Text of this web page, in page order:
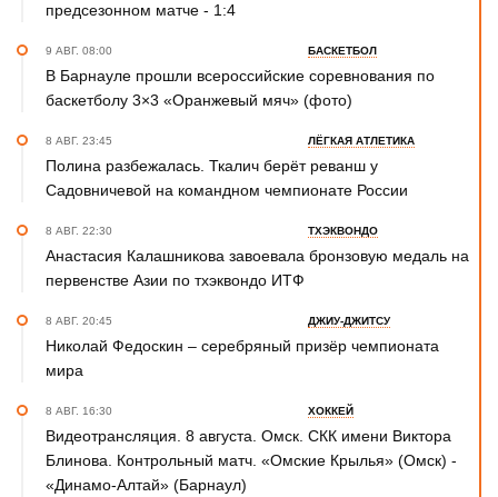
предсезонном матче - 1:4
9 АВГ. 08:00 БАСКЕТБОЛ
В Барнауле прошли всероссийские соревнования по
баскетболу 3×3 «Оранжевый мяч» (фото)
8 АВГ. 23:45 ЛЁГКАЯ АТЛЕТИКА
Полина разбежалась. Ткалич берёт реванш у
Садовничевой на командном чемпионате России
8 АВГ. 22:30 ТХЭКВОНДО
Анастасия Калашникова завоевала бронзовую медаль на
первенстве Азии по тхэквондо ИТФ
8 АВГ. 20:45 ДЖИУ-ДЖИТСУ
Николай Федоскин – серебряный призёр чемпионата
мира
8 АВГ. 16:30 ХОККЕЙ
Видеотрансляция. 8 августа. Омск. СКК имени Виктора
Блинова. Контрольный матч. «Омские Крылья» (Омск) -
«Динамо-Алтай» (Барнаул)